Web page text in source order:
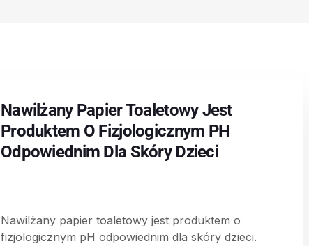
Nawilżany Papier Toaletowy Jest
Produktem O Fizjologicznym PH
Odpowiednim Dla Skóry Dzieci
Nawilżany papier toaletowy jest produktem o
fizjologicznym pH odpowiednim dla skóry dzieci.